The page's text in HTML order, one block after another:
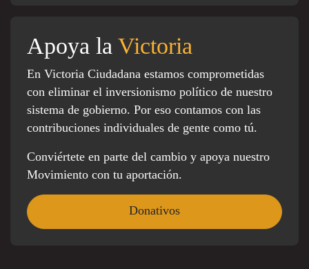
Apoya la Victoria
En Victoria Ciudadana estamos comprometidas
con eliminar el inversionismo político de nuestro
sistema de gobierno. Por eso contamos con las
contribuciones individuales de gente como tú.
Conviértete en parte del cambio y apoya nuestro
Movimiento con tu aportación.
Donativos